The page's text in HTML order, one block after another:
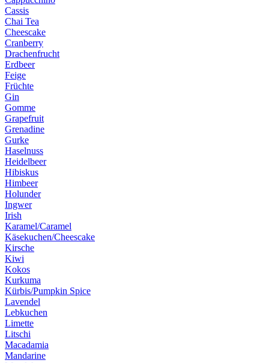
Cassis
Chai Tea
Cheescake
Cranberry
Drachenfrucht
Erdbeer
Feige
Früchte
Gin
Gomme
Grapefruit
Grenadine
Gurke
Haselnuss
Heidelbeer
Hibiskus
Himbeer
Holunder
Ingwer
Irish
Karamel/Caramel
Käsekuchen/Cheescake
Kirsche
Kiwi
Kokos
Kurkuma
Kürbis/Pumpkin Spice
Lavendel
Lebkuchen
Limette
Litschi
Macadamia
Mandarine